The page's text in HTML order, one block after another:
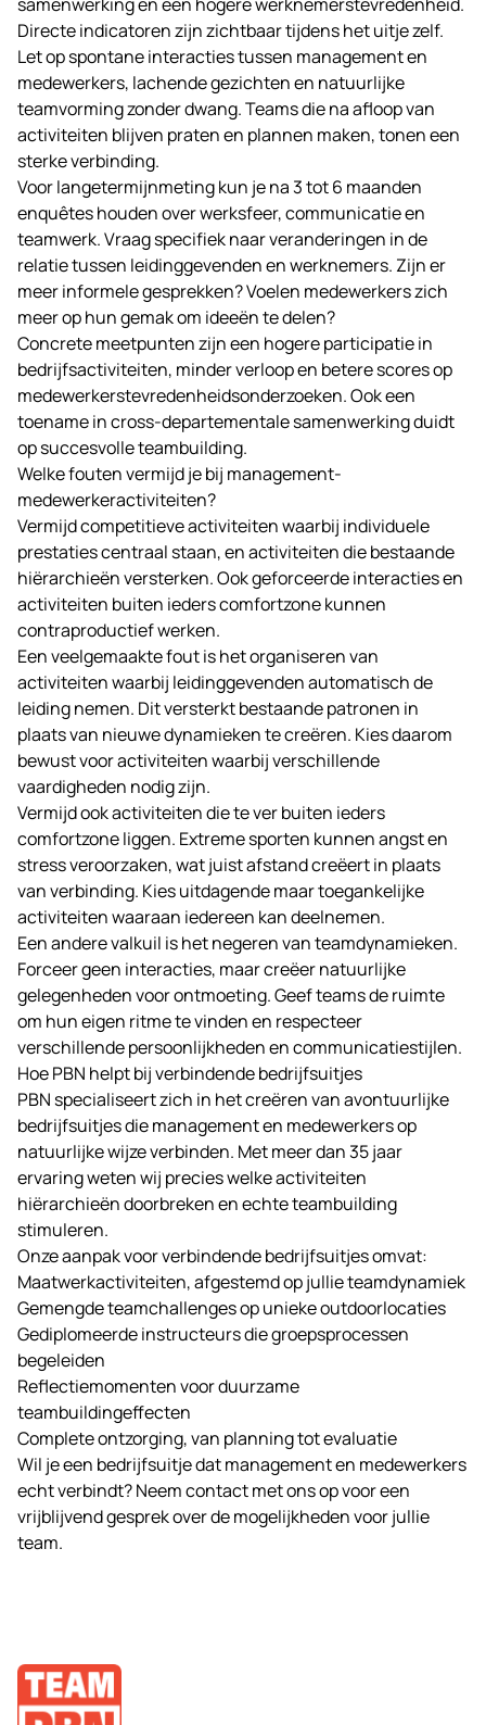
Directe indicatoren zijn zichtbaar tijdens het uitje zelf.
Let op spontane interacties tussen management en
medewerkers, lachende gezichten en natuurlijke
teamvorming zonder dwang. Teams die na afloop van
activiteiten blijven praten en plannen maken, tonen een
sterke verbinding.
Voor langetermijnmeting kun je na 3 tot 6 maanden
enquêtes houden over werksfeer, communicatie en
teamwerk. Vraag specifiek naar veranderingen in de
relatie tussen leidinggevenden en werknemers. Zijn er
meer informele gesprekken? Voelen medewerkers zich
meer op hun gemak om ideeën te delen?
Concrete meetpunten zijn een hogere participatie in
bedrijfsactiviteiten, minder verloop en betere scores op
medewerkerstevredenheidsonderzoeken. Ook een
toename in cross-departementale samenwerking duidt
op succesvolle teambuilding.
Welke fouten vermijd je bij management-
medewerkeractiviteiten?
Vermijd competitieve activiteiten waarbij individuele
prestaties centraal staan, en activiteiten die bestaande
hiërarchieën versterken. Ook geforceerde interacties en
activiteiten buiten ieders comfortzone kunnen
contraproductief werken.
Een veelgemaakte fout is het organiseren van
activiteiten waarbij leidinggevenden automatisch de
leiding nemen. Dit versterkt bestaande patronen in
plaats van nieuwe dynamieken te creëren. Kies daarom
bewust voor activiteiten waarbij verschillende
vaardigheden nodig zijn.
Vermijd ook activiteiten die te ver buiten ieders
comfortzone liggen. Extreme sporten kunnen angst en
stress veroorzaken, wat juist afstand creëert in plaats
van verbinding. Kies uitdagende maar toegankelijke
activiteiten waaraan iedereen kan deelnemen.
Een andere valkuil is het negeren van teamdynamieken.
Forceer geen interacties, maar creëer natuurlijke
gelegenheden voor ontmoeting. Geef teams de ruimte
om hun eigen ritme te vinden en respecteer
verschillende persoonlijkheden en communicatiestijlen.
Hoe PBN helpt bij verbindende bedrijfsuitjes
PBN specialiseert zich in het creëren van avontuurlijke
bedrijfsuitjes die management en medewerkers op
natuurlijke wijze verbinden. Met meer dan 35 jaar
ervaring weten wij precies welke activiteiten
hiërarchieën doorbreken en echte teambuilding
stimuleren.
Onze aanpak voor verbindende bedrijfsuitjes omvat:
Maatwerkactiviteiten, afgestemd op jullie teamdynamiek
Gemengde teamchallenges op unieke outdoorlocaties
Gediplomeerde instructeurs die groepsprocessen
begeleiden
Reflectiemomenten voor duurzame
teambuildingeffecten
Complete ontzorging, van planning tot evaluatie
Wil je een bedrijfsuitje dat management en medewerkers
echt verbindt? Neem contact met ons op voor een
vrijblijvend gesprek over de mogelijkheden voor jullie
team.